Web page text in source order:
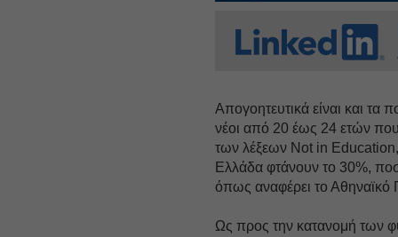
Απογοητευτικά είναι και
νέοι από 20 έως 24 ετών
των λέξεων Not in
Ελλάδα φτάνουν το 30%,
όπως αναφέρει το Αθηναϊκό
Ως προς την κατανομή των